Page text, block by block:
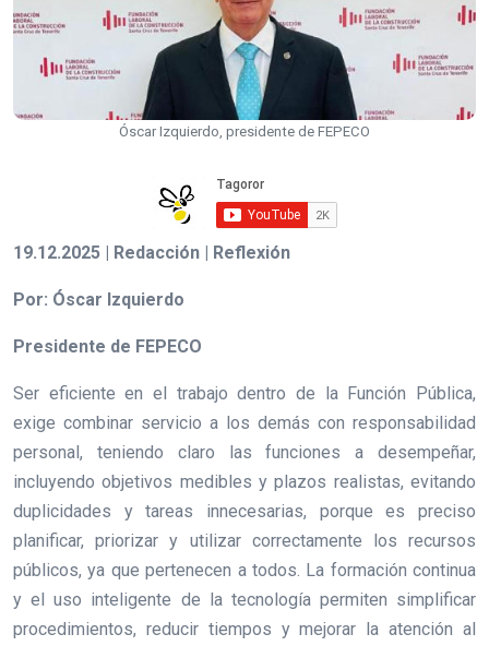
Óscar Izquierdo, presidente de FEPECO
19.12.2025 | Redacción | Reflexión
Por: Óscar Izquierdo
Presidente de FEPECO
Ser eficiente en el trabajo dentro de la Función Pública,
exige combinar servicio a los demás con responsabilidad
personal, teniendo claro las funciones a desempeñar,
incluyendo objetivos medibles y plazos realistas, evitando
duplicidades y tareas innecesarias, porque es preciso
planificar, priorizar y utilizar correctamente los recursos
públicos, ya que pertenecen a todos. La formación continua
y el uso inteligente de la tecnología permiten simplificar
procedimientos, reducir tiempos y mejorar la atención al